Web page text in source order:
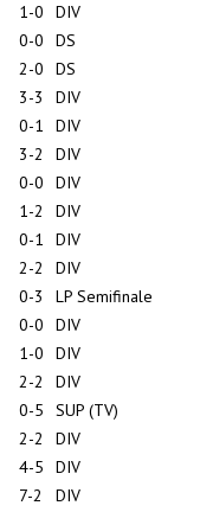
1-0
DIV
0-0
DS
2-0
DS
3-3
DIV
0-1
DIV
3-2
DIV
0-0
DIV
1-2
DIV
0-1
DIV
2-2
DIV
0-3
LP Semifinale
0-0
DIV
1-0
DIV
2-2
DIV
0-5
SUP (TV)
2-2
DIV
4-5
DIV
7-2
DIV